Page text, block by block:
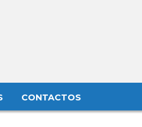
CONTACTOS